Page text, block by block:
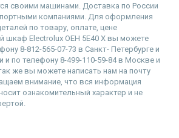
своими машинами. Доставка по России
компаниями. Для оформления
по товару, оплате, цене
шкаф Electrolux OEH 5E40 X вы можете
8-812-565-07-73 в Санкт- Петербурге и
и по телефону 8-499-110-59-84 в Москве и
же вы можете написать нам на почту
внимание, что вся информация
ознакомительный характер и не